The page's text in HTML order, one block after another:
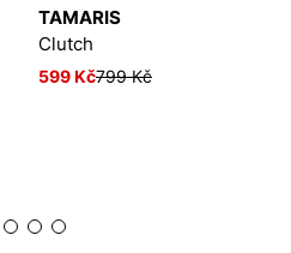
TAMARIS
Clutch
599 Kč799 Kč